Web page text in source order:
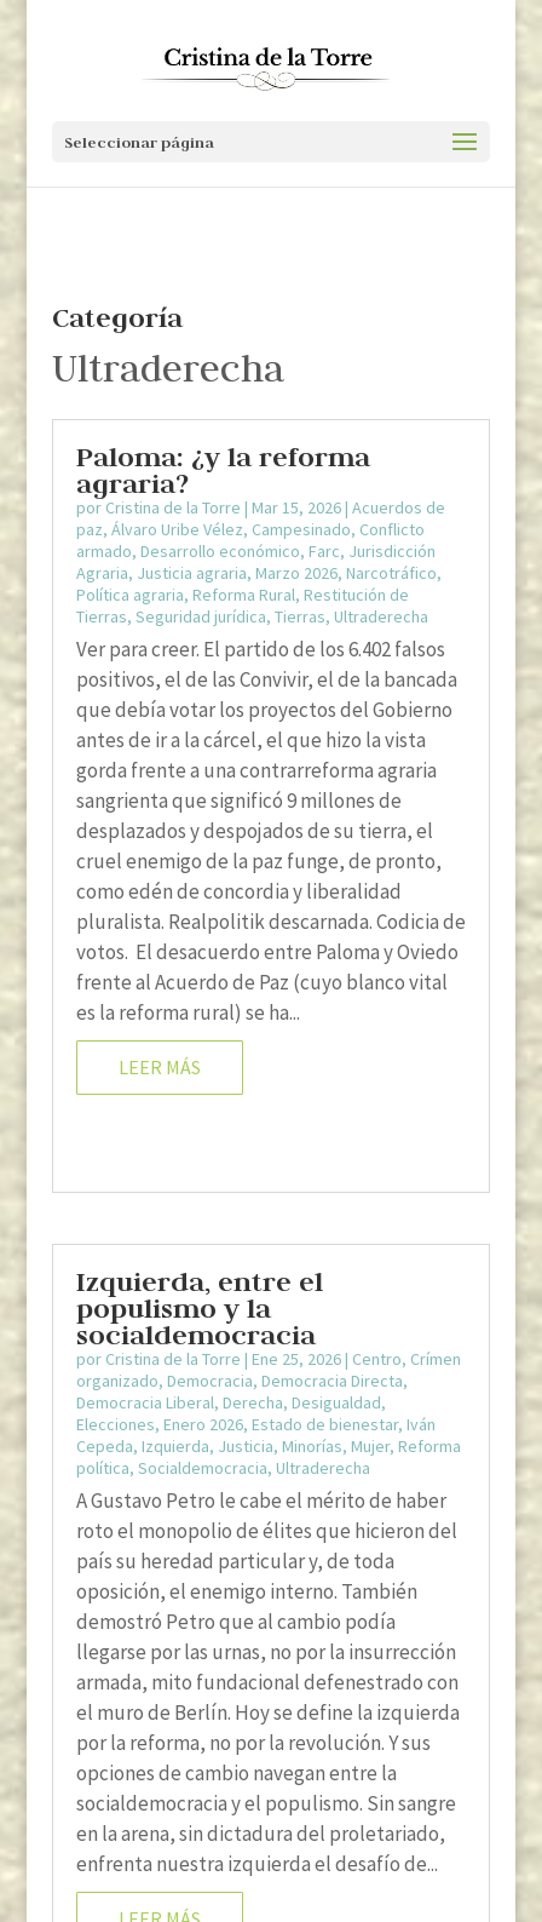
Seleccionar página
Categoría
Ultraderecha
Paloma: ¿y la reforma
agraria?
por Cristina de la Torre | Mar 15, 2026| Acuerdos de
paz, Álvaro Uribe Vélez, Campesinado, Conflicto
armado, Desarrollo económico, Farc, Jurisdicción
Agraria, Justicia agraria, Marzo 2026, Narcotráfico,
Política agraria, Reforma Rural, Restitución de
Tierras, Seguridad jurídica, Tierras, Ultraderecha
Ver para creer. El partido de los 6.402 falsos
positivos, el de las Convivir, el de la bancada
que debía votar los proyectos del Gobierno
antes de ir a la cárcel, el que hizo la vista
gorda frente a una contrarreforma agraria
sangrienta que significó 9 millones de
desplazados y despojados de su tierra, el
cruel enemigo de la paz funge, de pronto,
como edén de concordia y liberalidad
pluralista. Realpolitik descarnada. Codicia de
votos. El desacuerdo entre Paloma y Oviedo
frente al Acuerdo de Paz (cuyo blanco vital
es la reforma rural) se ha...
LEER MÁS
Izquierda, entre el
populismo y la
socialdemocracia
por Cristina de la Torre | Ene 25, 2026| Centro, Crímen
organizado, Democracia, Democracia Directa,
Democracia Liberal, Derecha, Desigualdad,
Elecciones, Enero 2026, Estado de bienestar, Iván
Cepeda, Izquierda, Justicia, Minorías, Mujer, Reforma
política, Socialdemocracia, Ultraderecha
A Gustavo Petro le cabe el mérito de haber
roto el monopolio de élites que hicieron del
país su heredad particular y, de toda
oposición, el enemigo interno. También
demostró Petro que al cambio podía
llegarse por las urnas, no por la insurrección
armada, mito fundacional defenestrado con
el muro de Berlín. Hoy se define la izquierda
por la reforma, no por la revolución. Y sus
opciones de cambio navegan entre la
socialdemocracia y el populismo. Sin sangre
en la arena, sin dictadura del proletariado,
enfrenta nuestra izquierda el desafío de...